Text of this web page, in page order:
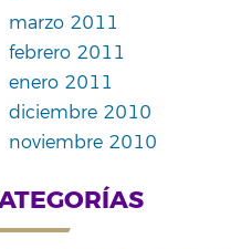
marzo 2011
febrero 2011
enero 2011
diciembre 2010
noviembre 2010